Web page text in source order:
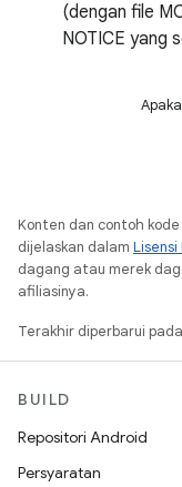
(dengan file
NOTICE yang
Konten dan contoh
dijelaskan dalam Lisensi
dagang atau merek
afiliasinya.
Terakhir diperbarui
BUILD
Repositori Android
Persyaratan